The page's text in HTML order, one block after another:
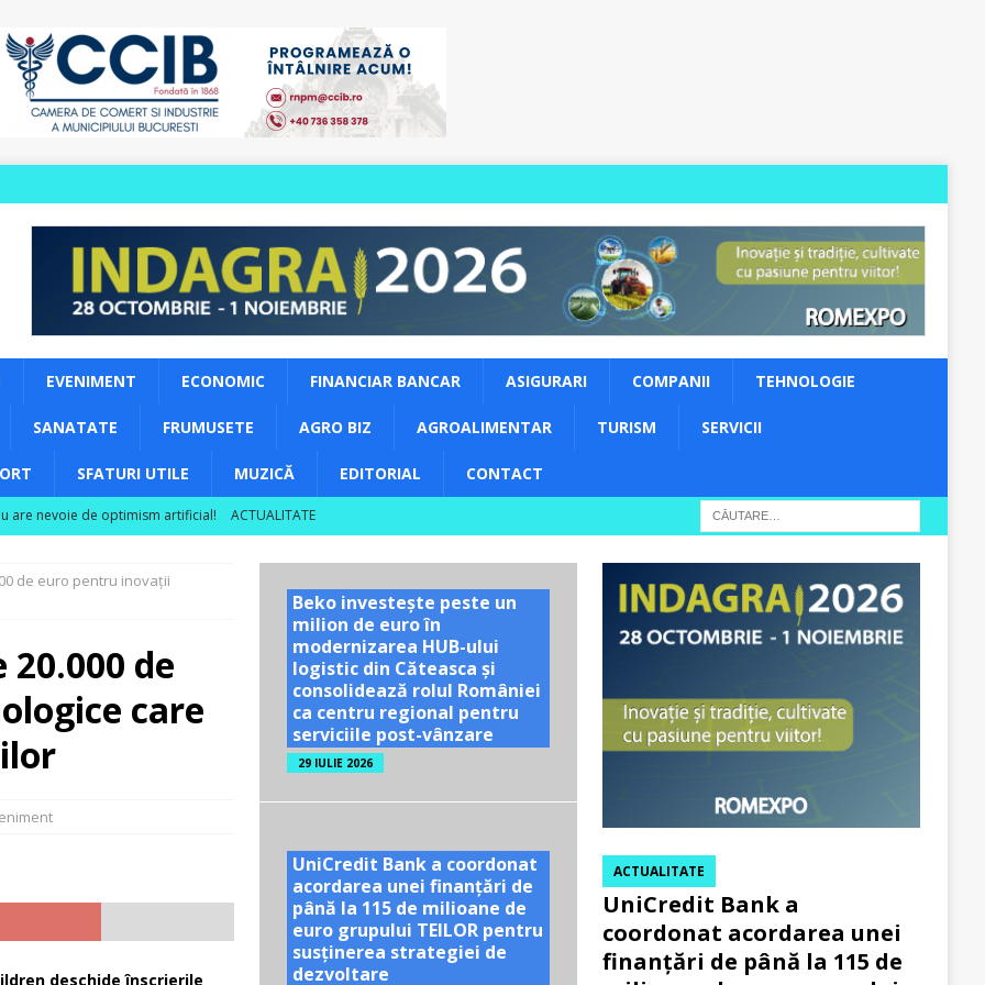
EVENIMENT ECONOMIC FINANCIAR BANCAR ASIGURARI COMPANII TEHNOLOGIE
SANATATE FRUMUSETE AGRO BIZ AGROALIMENTAR TURISM SERVICII
SFATURI UTILE MUZICĂ EDITORIAL CONTACT
are nevoie de optimism artificial!
ACTUALITATE
unor vizite educaționale pentru tineri și studenți la poalele
dublează în S1 2026; peste 40% dintre companiile mari din sector
de euro pentru inovații
de
care
deschide înscrierile
Beko investește peste un
milion de euro în
modernizarea HUB-ului
logistic din Căteasca și
consolidează rolul României
ca centru regional pentru
serviciile post-vânzare
29 IULIE 2026
UniCredit Bank a coordonat
acordarea unei finanțări de
până la 115 de milioane de
euro grupului TEILOR pentru
susținerea strategiei de
dezvoltare
UniCredit Bank a
coordonat acordarea unei
finanțări de până la 115 de
ACTUALITATE